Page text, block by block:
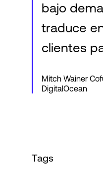
bajo
traduce
clientes
Mitch Wainer
DigitalOcean
Tags